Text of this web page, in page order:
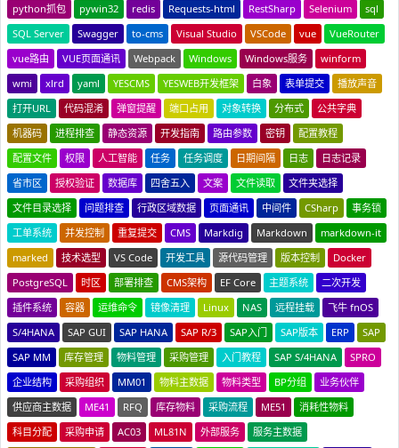
python抓包
pywin32 redis Requests-html RestSharp Selenium
sql
SQL Server
Swagger to-cms Visual Studio VSCode vue
VueRouter
vue路由
VUE页面通讯 Webpack Windows Windows服务
winform
wmi
xlrd yaml YESCMS YESWEB开发框架 白象 表单提交
播放声音
打开URL
代码混淆 弹窗提醒 端口占用 对象转换 分布式
公共字典
机器码
进程排查 静态资源 开发指南 路由参数 密钥
配置教程
配置文件
权限 人工智能 任务 任务调度 日期间隔 日志
日志记录
省市区
授权验证 数据库 四舍五入 文案 文件读取
文件夹选择
文件目录选择
问题排查 行政区域数据 页面通讯 中间件 CSharp
事务锁
工单系统
并发控制 重复提交 CMS Markdig Markdown
markdown-it
marked
技术选型 VS Code 开发工具 源代码管理 版本控制
Docker
PostgreSQL
时区 部署排查 CMS架构 EF Core 主题系统
二次开发
插件系统
容器 运维命令 镜像清理 Linux NAS 远程挂载
飞牛 fnOS
S/4HANA
SAP GUI SAP HANA SAP R/3 SAP入门 SAP版本 ERP
SAP
SAP MM
库存管理 物料管理 采购管理 入门教程 SAP S/4HANA
SPRO
企业结构
采购组织 MM01 物料主数据 物料类型 BP分组
业务伙伴
供应商主数据
ME41 RFQ 库存物料 采购流程 ME51
消耗性物料
科目分配
采购申请 AC03 ML81N 外部服务
服务主数据